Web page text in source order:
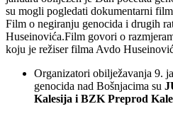
su mogli pogledati dokumentarni
Film o negiranju genocida i drugih
Huseinovića.Film govori o
koju je režiser filma Avdo
Organizatori obilježavanja 9.
genocida nad Bošnjacima su
Kalesija i BZK Preprod